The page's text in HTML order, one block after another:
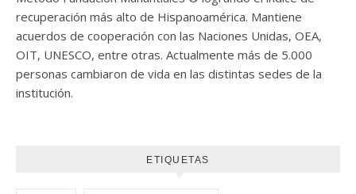
recuperación más alto de Hispanoamérica. Mantiene
acuerdos de cooperación con las Naciones Unidas, OEA,
OIT, UNESCO, entre otras. Actualmente más de 5.000
personas cambiaron de vida en las distintas sedes de la
institución.
ETIQUETAS